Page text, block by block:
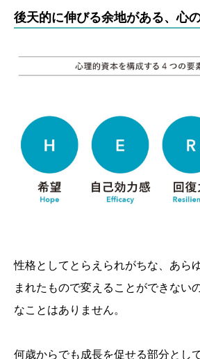
後天的に伸びる余地がある、心の
性格としてとらえられがちな、あら
まれたもので変えることができない
なことはありません。
何歳からでも成長を促せる部分とし